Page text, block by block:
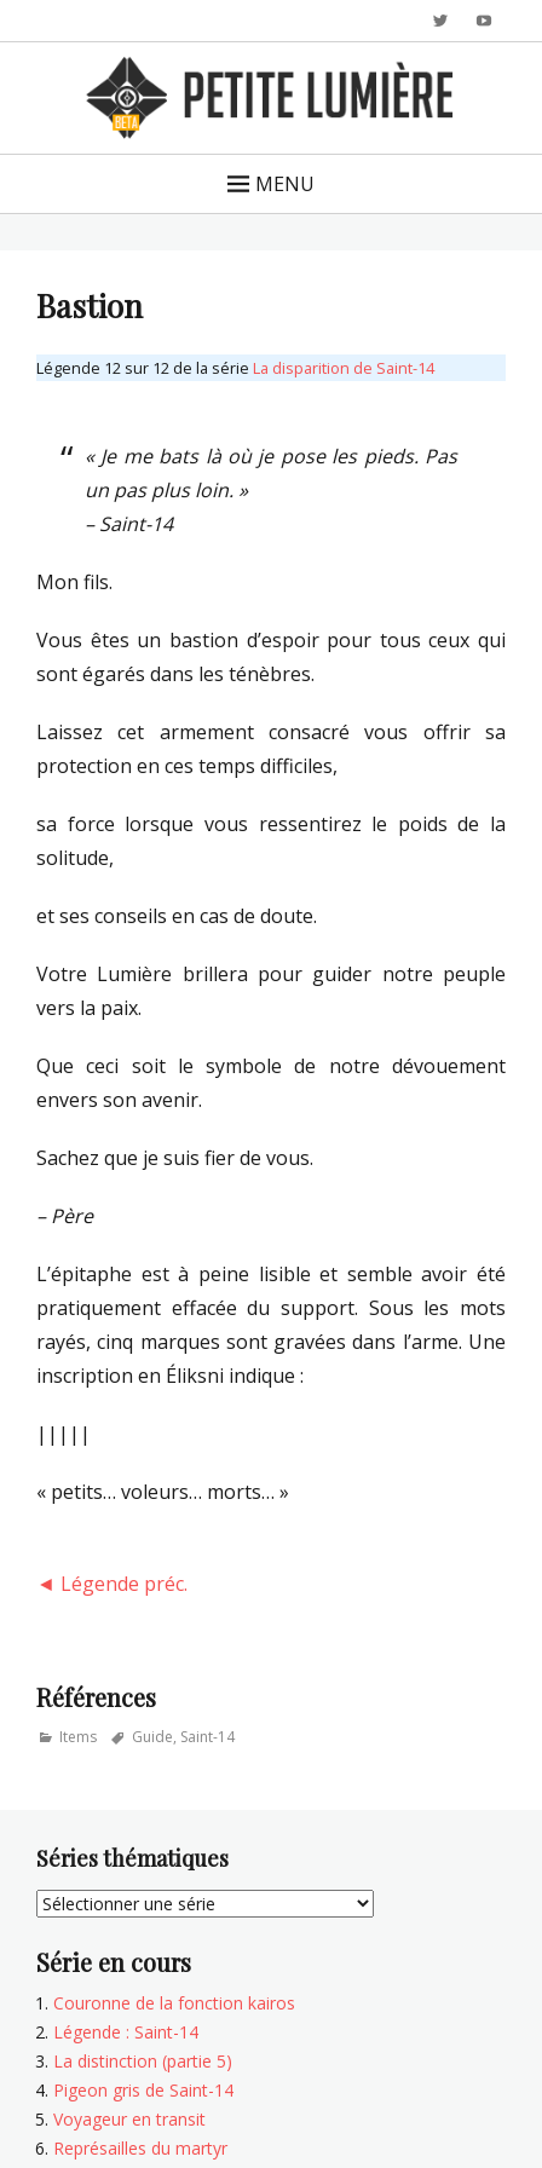
Twitter
MENU
Bastion
Légende 12 sur 12 de la série La disparition de Saint-14
« Je me bats là où je pose les pieds. Pas
un pas plus loin. »
– Saint-14
Mon fils.
Vous êtes un bastion d’espoir pour tous ceux qui
sont égarés dans les ténèbres.
Laissez cet armement consacré vous offrir sa
protection en ces temps difficiles,
sa force lorsque vous ressentirez le poids de la
solitude,
et ses conseils en cas de doute.
Votre Lumière brillera pour guider notre peuple
vers la paix.
Que ceci soit le symbole de notre dévouement
envers son avenir.
Sachez que je suis fier de vous.
– Père
L’épitaphe est à peine lisible et semble avoir été
pratiquement effacée du support. Sous les mots
rayés, cinq marques sont gravées dans l’arme. Une
inscription en Éliksni indique :
|||||
« petits… voleurs… morts… »
◄ Légende préc.
Références
Categories
Items TagsGuide, Saint-14
Séries thématiques
Série en cours
Couronne de la fonction kairos
Légende : Saint-14
La distinction (partie 5)
Pigeon gris de Saint-14
Voyageur en transit
Représailles du martyr